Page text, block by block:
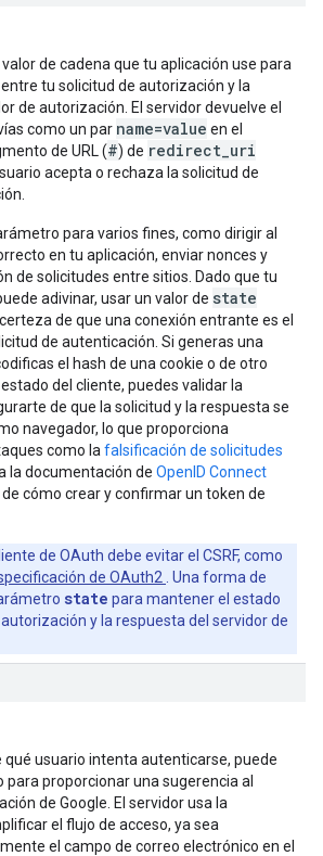
de cadena que tu aplicación use para
tu solicitud de autorización y la
de autorización. El servidor devuelve el
como un par name=value en el
de URL (#) de redirect_uri
acepta o rechaza la solicitud de
para varios fines, como dirigir al
en tu aplicación, enviar nonces y
de solicitudes entre sitios. Dado que tu
adivinar, usar un valor de state
de que una conexión entrante es el
de autenticación. Si generas una
el hash de una cookie o de otro
del cliente, puedes validar la
de que la solicitud y la respuesta se
navegador, lo que proporciona
como la falsificación de solicitudes
la documentación de OpenID Connect
cómo crear y confirmar un token de
de OAuth debe evitar el CSRF, como
de OAuth2
. Una forma de
state para mantener el estado
y la respuesta del servidor de
qué usuario intenta autenticarse, puede
proporcionar una sugerencia al
de Google. El servidor usa la
el flujo de acceso, ya sea
el campo de correo electrónico en el